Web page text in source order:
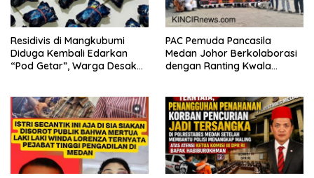
Residivis di Mangkubumi
Diduga Kembali Edarkan
“Pod Getar”, Warga Desak
PAC Pemuda Pancasila
Medan Johor Berkolaborasi
dengan Ranting Kwala
Jemaah dan Pengguna Jalan